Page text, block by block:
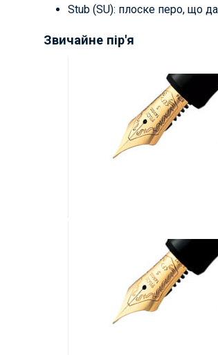
Stub (SU): плоске перо, що
Звичайне пір'я